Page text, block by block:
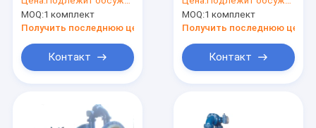
Продукты
MOQ:1 комплект
Получить последнюю цену
Контакт
бабочка 1000mm
для
гидроэлектроэнергии
MOQ:1 комплект
Получить последнюю цену
Контакт